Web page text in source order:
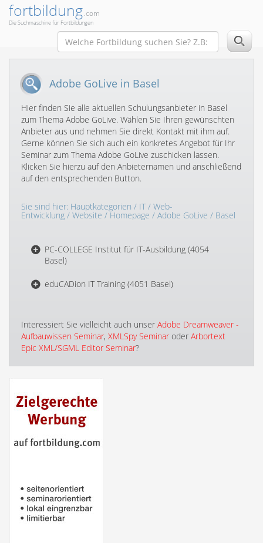
fortbildung.com
Die Suchmaschine für Fortbildungen
Adobe GoLive in Basel
Hier finden Sie alle aktuellen Schulungsanbieter in Basel
zum Thema Adobe GoLive. Wählen Sie Ihren gewünschten
Anbieter aus und nehmen Sie direkt Kontakt mit ihm auf.
Gerne können Sie sich auch ein konkretes Angebot für Ihr
Seminar zum Thema Adobe GoLive zuschicken lassen.
Klicken Sie hierzu auf den Anbieternamen und anschließend
auf den entsprechenden Button.
Sie sind hier: Hauptkategorien / IT/ Web-
Entwicklung / Website / Homepage / Adobe GoLive / Basel
PC-COLLEGE Institut für IT-Ausbildung (4054
Basel)
eduCADion IT Training (4051 Basel)
Interessiert Sie vielleicht auch unser Adobe Dreamweaver -
Aufbauwissen Seminar, XMLSpy Seminar oder Arbortext
Epic XML/SGML Editor Seminar?